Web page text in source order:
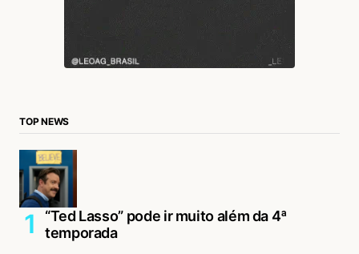
TOP NEWS
“Ted Lasso” pode ir muito além da 4ª
temporada